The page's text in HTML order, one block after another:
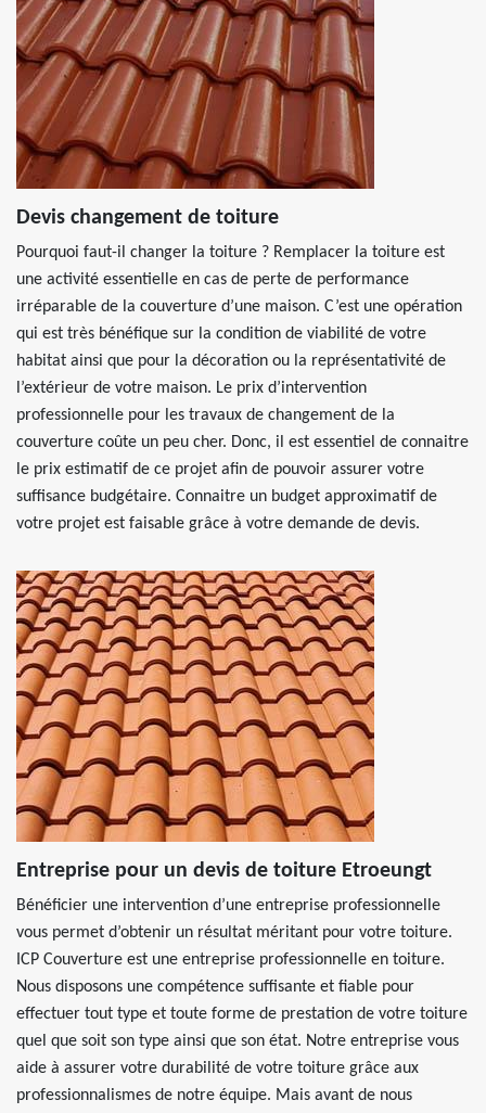
Devis changement de toiture
Pourquoi faut-il changer la toiture ? Remplacer la toiture est
une activité essentielle en cas de perte de performance
irréparable de la couverture d’une maison. C’est une opération
qui est très bénéfique sur la condition de viabilité de votre
habitat ainsi que pour la décoration ou la représentativité de
l’extérieur de votre maison. Le prix d’intervention
professionnelle pour les travaux de changement de la
couverture coûte un peu cher. Donc, il est essentiel de connaitre
le prix estimatif de ce projet afin de pouvoir assurer votre
suffisance budgétaire. Connaitre un budget approximatif de
votre projet est faisable grâce à votre demande de devis.
Entreprise pour un devis de toiture Etroeungt
Bénéficier une intervention d’une entreprise professionnelle
vous permet d’obtenir un résultat méritant pour votre toiture.
ICP Couverture est une entreprise professionnelle en toiture.
Nous disposons une compétence suffisante et fiable pour
effectuer tout type et toute forme de prestation de votre toiture
quel que soit son type ainsi que son état. Notre entreprise vous
aide à assurer votre durabilité de votre toiture grâce aux
professionnalismes de notre équipe. Mais avant de nous